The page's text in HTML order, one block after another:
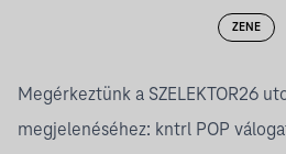
ZENE
Megérkeztünk a SZELEKTOR26
megjelenéséhez: kntrl POP